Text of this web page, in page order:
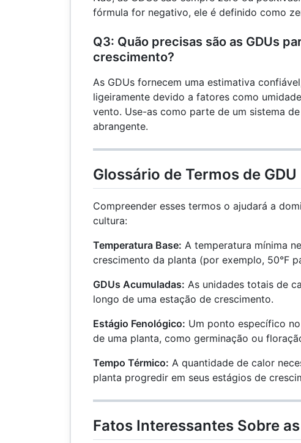
fórmula for negativo, ele é definido como
Q3: Quão precisas são as GDUs
crescimento?
As GDUs fornecem uma estimativa
ligeiramente devido a fatores como
vento. Use-as como parte de um sistema
abrangente.
Glossário de Termos de GDU
Compreender esses termos o ajudará a
cultura:
Temperatura Base: A temperatura mínima
crescimento da planta (por exemplo, 50°F
GDUs Acumuladas: As unidades totais de
longo de uma estação de crescimento.
Estágio Fenológico: Um ponto específico
de uma planta, como germinação ou
Tempo Térmico: A quantidade de calor
planta progredir em seus estágios de
Fatos Interessantes Sobre